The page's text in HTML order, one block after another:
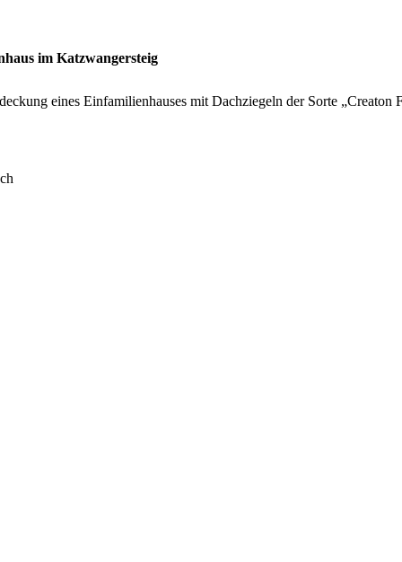
im Katzwangersteig
eines Einfamilienhauses mit Dachziegeln der Sorte „Creaton